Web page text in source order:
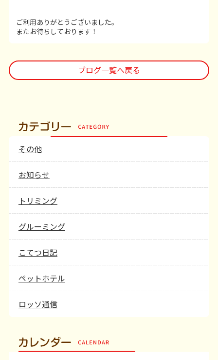
ご利用あ りがとうございました。
またお待ちしております！
ブログ一覧へ戻る
その他
お知らせ
トリミング
グルーミング
こてつ日記
ペットホテル
ロッソ通信
カレンダー